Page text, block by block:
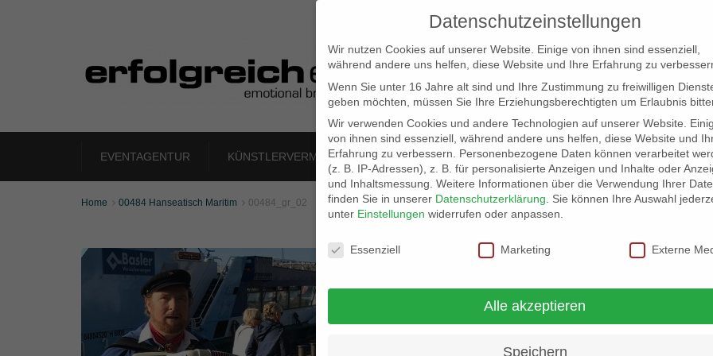
EVENTAGENTUR KÜNSTLERVERMITTLUNG LOCATION SCOUT ELB-LOCATION: PANORAMA
Home  00484 Hanseatisch Maritim  00484_gr_02
Datenschutzeinstellungen
Wir nutzen Cookies auf unserer Website. Einige von ihnen sind essenziell,
während andere uns helfen, diese Website und Ihre Erfahrung zu
Wenn Sie unter 16 Jahre alt sind und Ihre Zustimmung zu freiwilligen
geben möchten, müssen Sie Ihre Erziehungsberechtigten um Erlaubnis
Wir verwenden Cookies und andere Technologien auf unserer Website.
von ihnen sind essenziell, während andere uns helfen, diese Website und
Erfahrung zu verbessern.
Personenbezogene Daten können verarbeitet
(z. B. IP-Adressen), z. B. für personalisierte Anzeigen und Inhalte oder
und Inhaltsmessung. Weitere Informationen über die Verwendung Ihrer
finden Sie in unserer Datenschutzerklärung
Sie können Ihre Auswahl
unter Einstellungen widerrufen oder anpassen.
Datenschutzeinstellungen
Essenziell Marketing Externe
Alle akzeptieren
Speichern